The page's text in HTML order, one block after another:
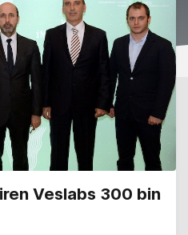
Veslabs 300 bin